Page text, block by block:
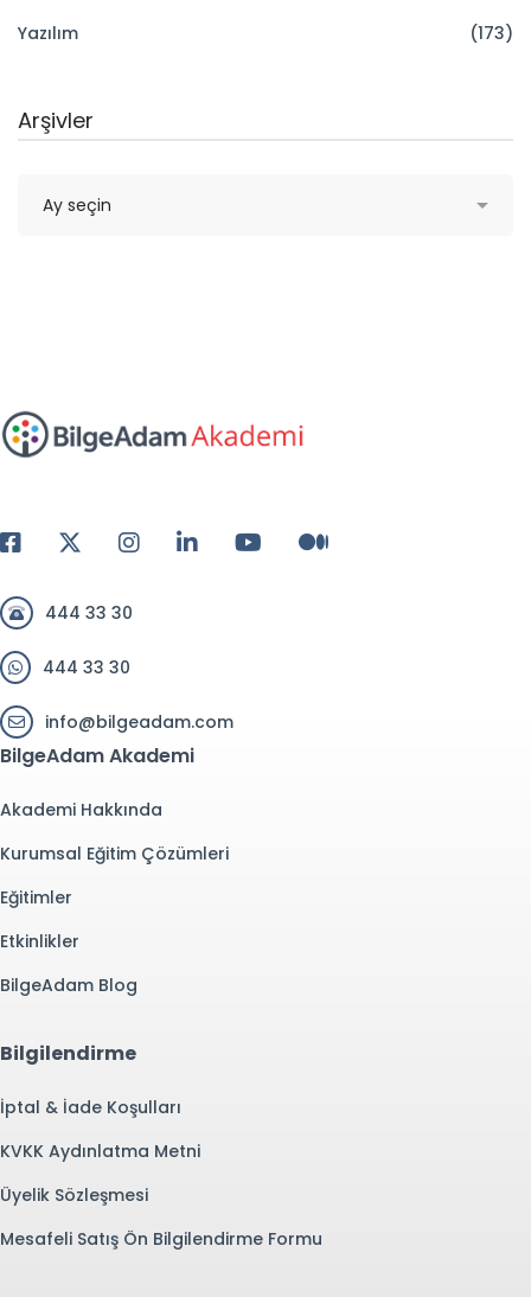
Yazılım
(173)
Arşivler
444 33 30
444 33 30
info@bilgeadam.com
BilgeAdam Akademi
Akademi Hakkında
Kurumsal Eğitim Çözümleri
Eğitimler
Etkinlikler
BilgeAdam Blog
Bilgilendirme
İptal & İade Koşulları
KVKK Aydınlatma Metni
Üyelik Sözleşmesi
Mesafeli Satış Ön Bilgilendirme Formu